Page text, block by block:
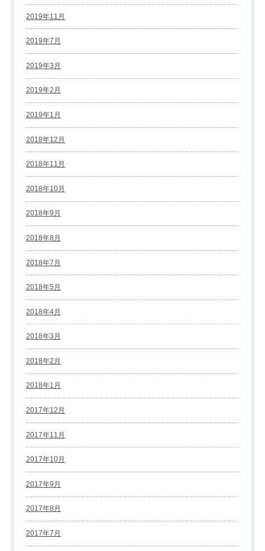
2019年11月
2019年7月
2019年3月
2019年2月
2019年1月
2018年12月
2018年11月
2018年10月
2018年9月
2018年8月
2018年7月
2018年5月
2018年4月
2018年3月
2018年2月
2018年1月
2017年12月
2017年11月
2017年10月
2017年9月
2017年8月
2017年7月